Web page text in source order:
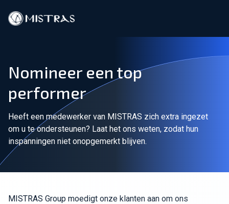
Buitendienst
Laboratoriumdiensten
Producten
Industrieën
Bronnen
Nomineer een top
performer
Heeft een medewerker van MISTRAS zich extra ingezet
om u te ondersteunen? Laat het ons weten, zodat hun
inspanningen niet onopgemerkt blijven.
MISTRAS Group moedigt onze klanten aan om ons